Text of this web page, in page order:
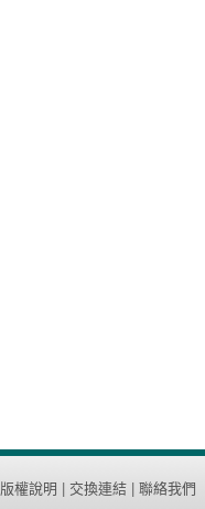
版權說明 交換連結 聯絡我們